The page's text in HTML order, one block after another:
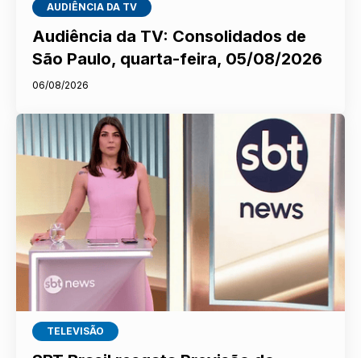
AUDIÊNCIA DA TV
Audiência da TV: Consolidados de
São Paulo, quarta-feira, 05/08/2026
06/08/2026
TELEVISÃO